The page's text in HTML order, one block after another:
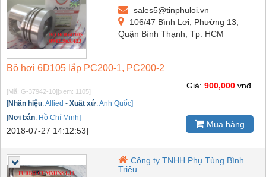
sales5@tinphuloi.vn
106/47 Bình Lợi, Phường 13,
Quận Bình Thạnh, Tp. HCM
Bộ hơi 6D105 lắp PC200-1, PC200-2
[Mã: G-37942-10] [xem: 1105]
[Nhãn hiệu:Allied - Xuất xứ:Anh Quốc]
[Nơi bán: Hồ Chí Minh]
2018-07-27 14:12:53]
Giá: 900,000 vnđ
Mua hàng
Công ty TNHH Phụ Tùng Bình
Triệu